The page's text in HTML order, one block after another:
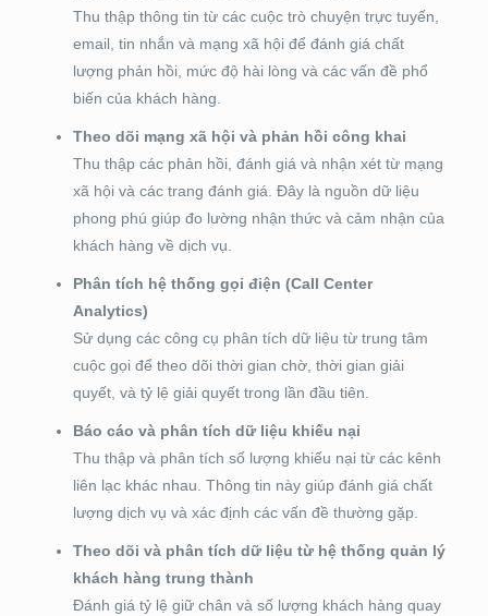
Thu thập thông tin từ các cuộc trò chuyện trực tuyến,
email, tin nhắn và mạng xã hội để đánh giá chất
lượng phản hồi, mức độ hài lòng và các vấn đề phổ
biến của khách hàng.
Theo dõi mạng xã hội và phản hồi công khai
Thu thập các phản hồi, đánh giá và nhận xét từ mạng
xã hội và các trang đánh giá. Đây là nguồn dữ liệu
phong phú giúp đo lường nhận thức và cảm nhận của
khách hàng về dịch vụ.
Phân tích hệ thống gọi điện (Call Center
Analytics)
Sử dụng các công cụ phân tích dữ liệu từ trung tâm
cuộc gọi để theo dõi thời gian chờ, thời gian giải
quyết, và tỷ lệ giải quyết trong lần đầu tiên.
Báo cáo và phân tích dữ liệu khiếu nại
Thu thập và phân tích số lượng khiếu nại từ các kênh
liên lạc khác nhau. Thông tin này giúp đánh giá chất
lượng dịch vụ và xác định các vấn đề thường gặp.
Theo dõi và phân tích dữ liệu từ hệ thống quản lý
khách hàng trung thành
Đánh giá tỷ lệ giữ chân và số lượng khách hàng quay